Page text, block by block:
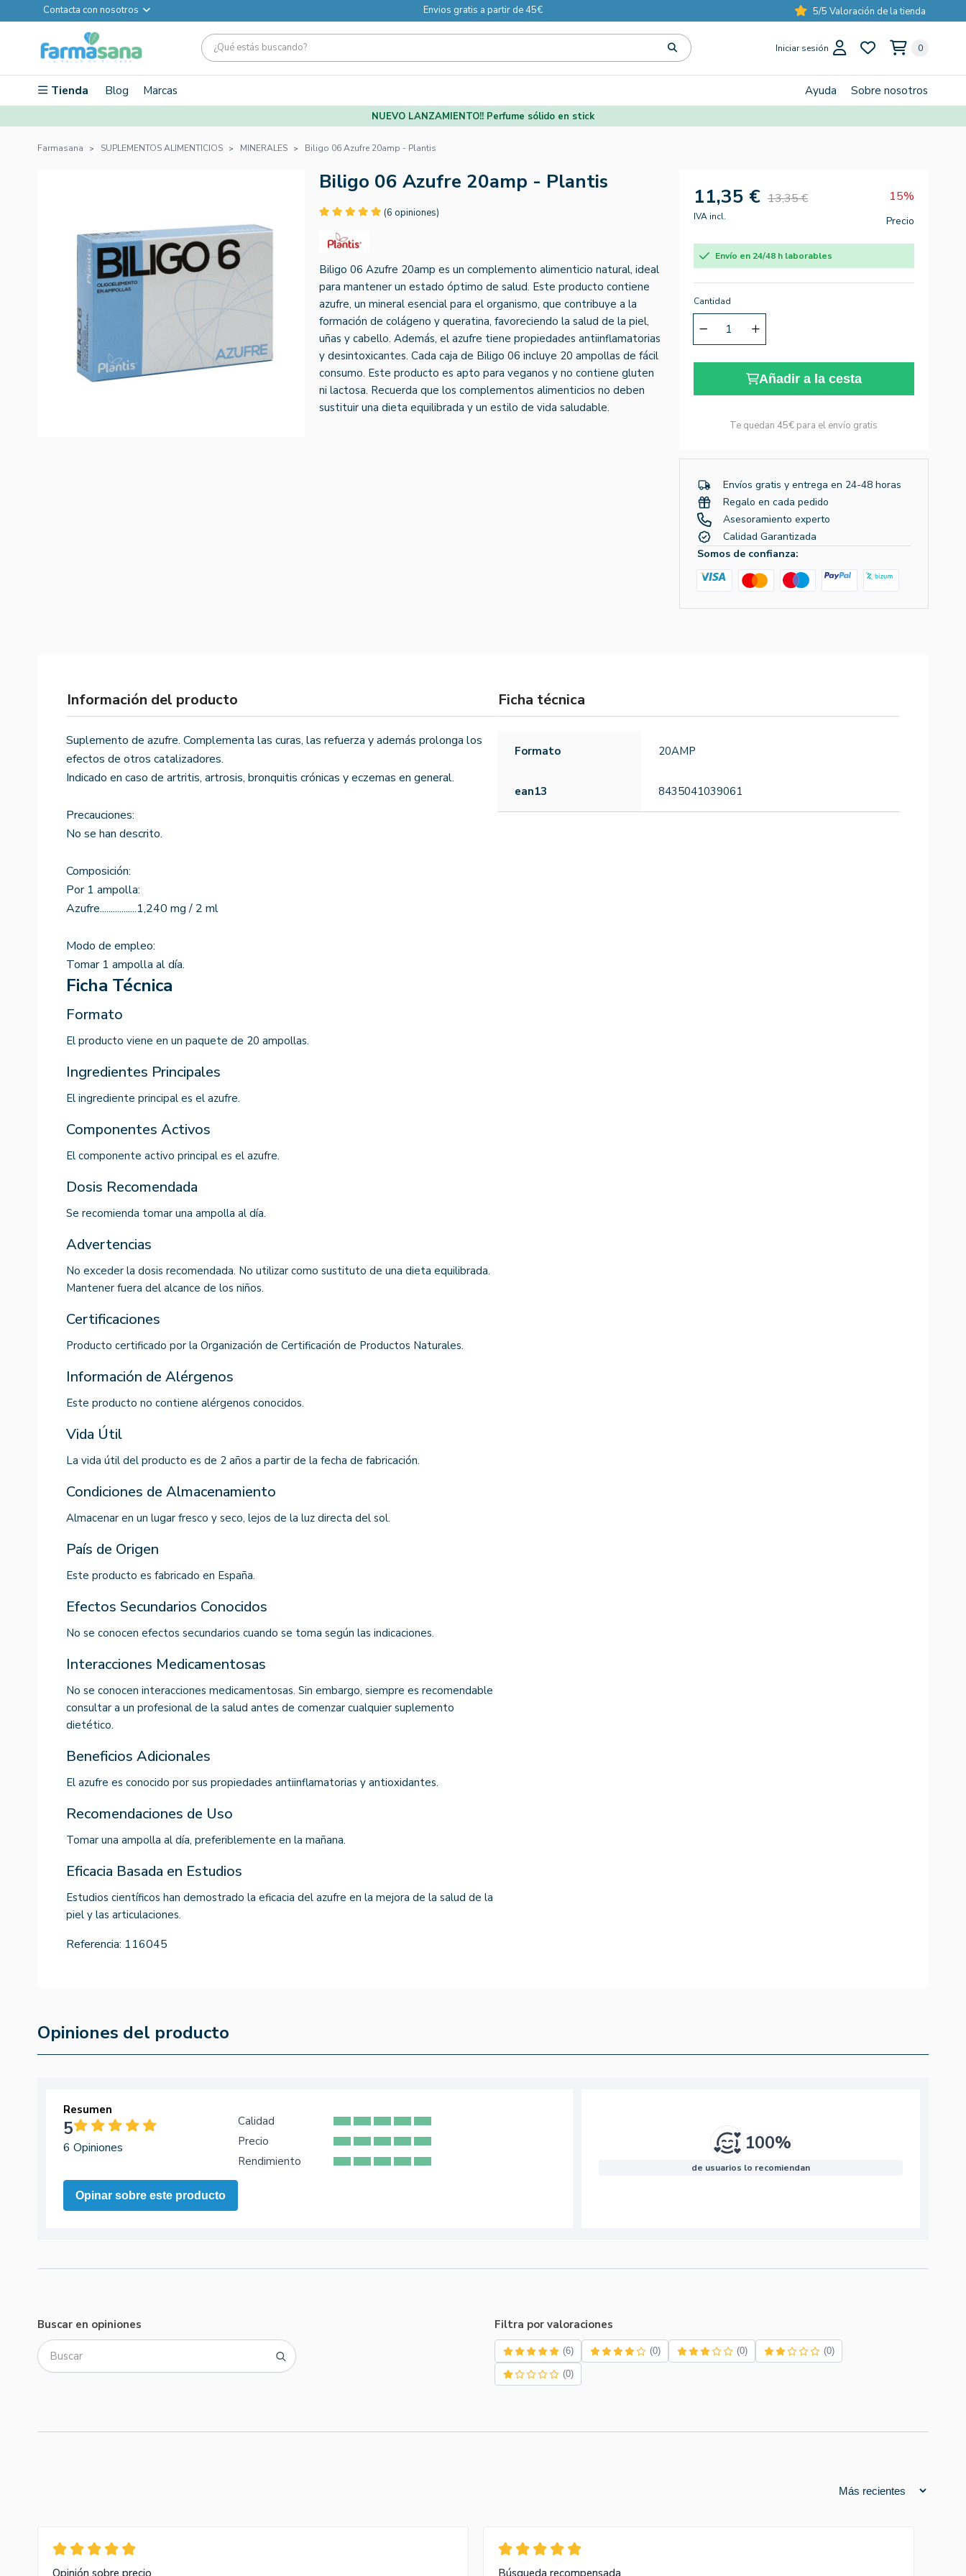
Contacta con nosotros Envios gratis a partir de 45€ 5/5 Valoración de la tienda
Iniciar sesión 0
Tienda Blog Marcas Ayuda Sobre nosotros
NUEVO LANZAMIENTO!! Perfume sólido en stick
Farmasana SUPLEMENTOS ALIMENTICIOS MINERALES Biligo 06 Azufre 20amp - Plantis
Biligo 06 Azufre 20amp - Plantis
(6 opiniones)
Biligo 06 Azufre 20amp es un complemento alimenticio natural, ideal
para mantener un estado óptimo de salud. Este producto contiene
azufre, un mineral esencial para el organismo, que contribuye a la
formación de colágeno y queratina, favoreciendo la salud de la piel,
uñas y cabello. Además, el azufre tiene propiedades antiinflamatorias
y desintoxicantes. Cada caja de Biligo 06 incluye 20 ampollas de fácil
consumo. Este producto es apto para veganos y no contiene gluten
ni lactosa. Recuerda que los complementos alimenticios no deben
sustituir una dieta equilibrada y un estilo de vida saludable.
11,35 € 13,35 € 15%
IVA incl. Precio
Envío en 24/48 h laborables
Cantidad
Añadir a la cesta
Te quedan 45€ para el envío gratis
Envíos gratis y entrega en 24-48 horas
Regalo en cada pedido
Asesoramiento experto
Calidad Garantizada
Somos de confianza:
Información del producto
Suplemento de azufre. Complementa las curas, las refuerza y además prolonga los
efectos de otros catalizadores.
Indicado en caso de artritis, artrosis, bronquitis crónicas y eczemas en general.
Precauciones:
No se han descrito.
Composición:
Por 1 ampolla:
Azufre.................1,240 mg / 2 ml
Modo de empleo:
Tomar 1 ampolla al día.
Ficha Técnica
Formato
El producto viene en un paquete de 20 ampollas.
Ingredientes Principales
El ingrediente principal es el azufre.
Componentes Activos
El componente activo principal es el azufre.
Dosis Recomendada
Se recomienda tomar una ampolla al día.
Advertencias
No exceder la dosis recomendada. No utilizar como sustituto de una dieta equilibrada.
Mantener fuera del alcance de los niños.
Certificaciones
Producto certificado por la Organización de Certificación de Productos Naturales.
Información de Alérgenos
Este producto no contiene alérgenos conocidos.
Vida Útil
La vida útil del producto es de 2 años a partir de la fecha de fabricación.
Condiciones de Almacenamiento
Almacenar en un lugar fresco y seco, lejos de la luz directa del sol.
País de Origen
Este producto es fabricado en España.
Efectos Secundarios Conocidos
No se conocen efectos secundarios cuando se toma según las indicaciones.
Interacciones Medicamentosas
No se conocen interacciones medicamentosas. Sin embargo, siempre es recomendable
consultar a un profesional de la salud antes de comenzar cualquier suplemento
dietético.
Beneficios Adicionales
El azufre es conocido por sus propiedades antiinflamatorias y antioxidantes.
Recomendaciones de Uso
Tomar una ampolla al día, preferiblemente en la mañana.
Eficacia Basada en Estudios
Estudios científicos han demostrado la eficacia del azufre en la mejora de la salud de la
piel y las articulaciones.
Referencia: 116045
Ficha técnica
Formato 20AMP
ean13 8435041039061
Opiniones del producto
Resumen
5
6 Opiniones
Opinar sobre este producto
Calidad
Precio
Rendimiento
100%
de usuarios lo recomiendan
Buscar en opiniones Filtra por valoraciones
(6) (0) (0) (0)
(0)